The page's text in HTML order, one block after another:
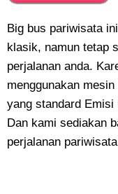
Big bus pariwisata
klasik, namun tetap
perjalanan anda.
menggunakan
yang standard Emisi
Dan kami sediakan
perjalanan